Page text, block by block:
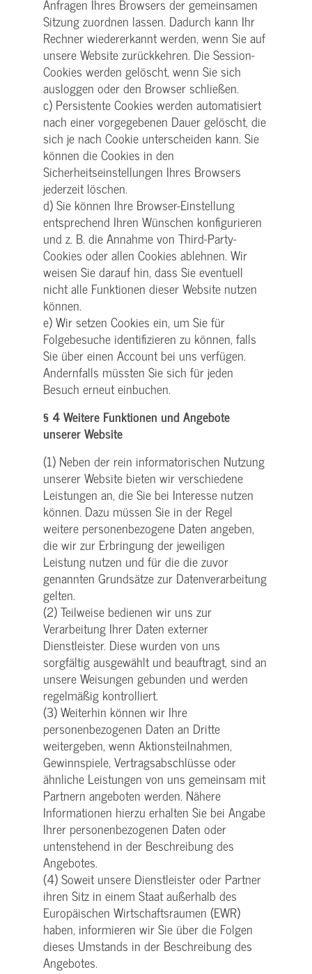
Anfragen Ihres Browsers der gemeinsamen
Sitzung zuordnen lassen. Dadurch kann Ihr
Rechner wiedererkannt werden, wenn Sie auf
unsere Website zurückkehren. Die Session-
Cookies werden gelöscht, wenn Sie sich
ausloggen oder den Browser schließen.
c) Persistente Cookies werden automatisiert
nach einer vorgegebenen Dauer gelöscht, die
sich je nach Cookie unterscheiden kann. Sie
können die Cookies in den
Sicherheitseinstellungen Ihres Browsers
jederzeit löschen.
d) Sie können Ihre Browser-Einstellung
entsprechend Ihren Wünschen konfigurieren
und z. B. die Annahme von Third-Party-
Cookies oder allen Cookies ablehnen. Wir
weisen Sie darauf hin, dass Sie eventuell
nicht alle Funktionen dieser Website nutzen
können.
e) Wir setzen Cookies ein, um Sie für
Folgebesuche identifizieren zu können, falls
Sie über einen Account bei uns verfügen.
Andernfalls müssten Sie sich für jeden
Besuch erneut einbuchen.
§ 4 Weitere Funktionen und Angebote
unserer Website
(1) Neben der rein informatorischen Nutzung
unserer Website bieten wir verschiedene
Leistungen an, die Sie bei Interesse nutzen
können. Dazu müssen Sie in der Regel
weitere personenbezogene Daten angeben,
die wir zur Erbringung der jeweiligen
Leistung nutzen und für die die zuvor
genannten Grundsätze zur Datenverarbeitung
gelten.
(2) Teilweise bedienen wir uns zur
Verarbeitung Ihrer Daten externer
Dienstleister. Diese wurden von uns
sorgfältig ausgewählt und beauftragt, sind an
unsere Weisungen gebunden und werden
regelmäßig kontrolliert.
(3) Weiterhin können wir Ihre
personenbezogenen Daten an Dritte
weitergeben, wenn Aktionsteilnahmen,
Gewinnspiele, Vertragsabschlüsse oder
ähnliche Leistungen von uns gemeinsam mit
Partnern angeboten werden. Nähere
Informationen hierzu erhalten Sie bei Angabe
Ihrer personenbezogenen Daten oder
untenstehend in der Beschreibung des
Angebotes.
(4) Soweit unsere Dienstleister oder Partner
ihren Sitz in einem Staat außerhalb des
Europäischen Wirtschaftsraumen (EWR)
haben, informieren wir Sie über die Folgen
dieses Umstands in der Beschreibung des
Angebotes.